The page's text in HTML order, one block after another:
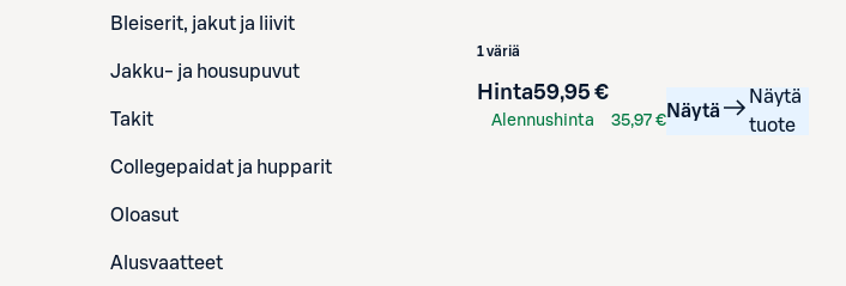
Bleiserit, jakut ja liivit
Jakku- ja housupuvut
Takit
Collegepaidat ja hupparit
Oloasut
Alusvaatteet
1 väriä
Hinta59,95 €
Alennushinta
35,97 € Näytä
Näytä
tuote